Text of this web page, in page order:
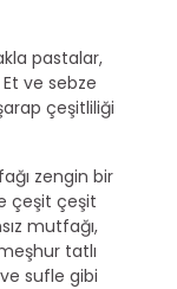
pastalar,
ve sebze
çeşitliliği
zengin bir
çeşit çeşit
mutfağı,
tatlı
sufle gibi